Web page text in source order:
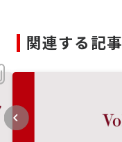
関連する記事